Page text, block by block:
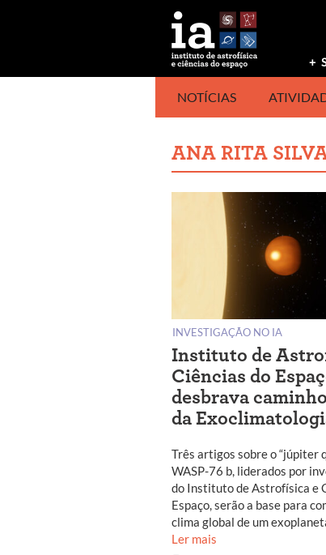
NOTÍCIAS
ANA RITA
INVESTIGAÇÃO NO IA
Instituto de
Ciências do
desbrava
da
Três artigos sobre o “júpiter
WASP-76 b, liderados por
do Instituto de Astrofísica e
Espaço, serão a base para
clima global de um
Ler mais